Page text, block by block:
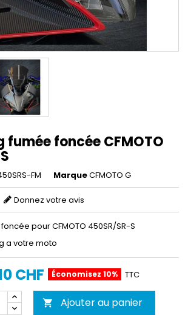
fumée foncée CFMOTO
FM MarqueCFMOTO G
Donnez votre avis
pour CFMOTO 450SR/SR-S
a votre moto
CHF Économisez 10% TTC
 Ajouter au panier